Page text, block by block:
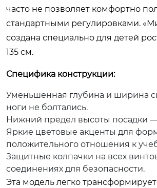
часто не позволяет комфортно
стандартными регулировками.
создана специально для детей
135 см.
Специфика конструкции:
Уменьшенная глубина и ширина
ноги не болтались.
Нижний предел высоты посадки
Яркие цветовые акценты для
положительного отношения к
Защитные колпачки на всех
соединениях для безопасности.
Эта модель легко